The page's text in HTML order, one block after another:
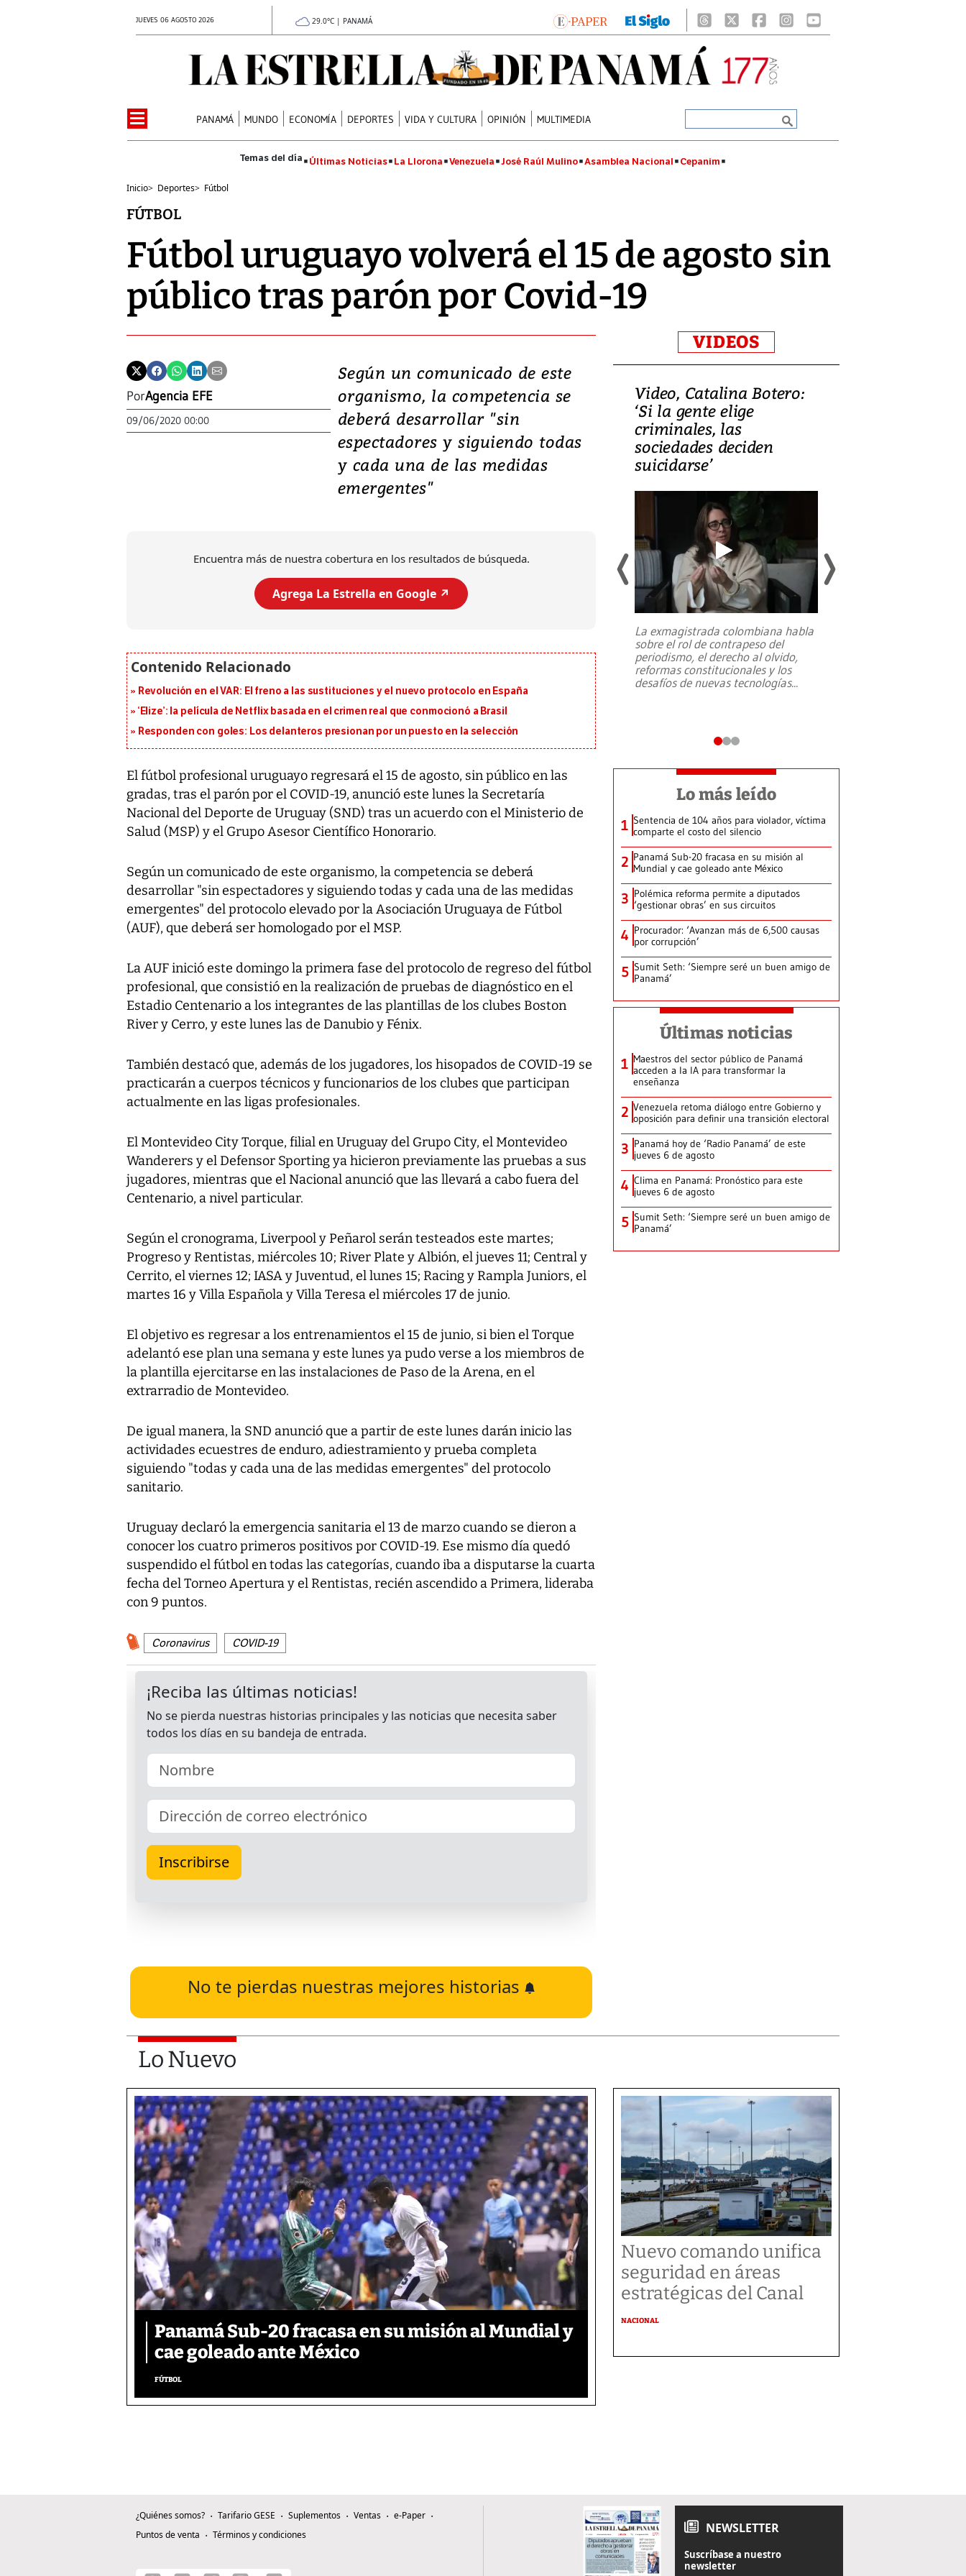
JUEVES 06 AGOSTO 2026 29.0°C | PANAMÁ
PANAMÁ MUNDO ECONOMÍA DEPORTES VIDA Y CULTURA OPINIÓN MULTIMEDIA
Últimas Noticias La Llorona Venezuela José Raúl Mulino Asamblea Nacional Cepanim
Inicio> Deportes> Fútbol
FÚTBOL
Fútbol uruguayo volverá el 15 de agosto sin
público tras parón por Covid-19
PorAgencia EFE
09/06/2020 00:00
Según un comunicado de este
organismo, la competencia se
deberá desarrollar "sin
espectadores y siguiendo todas
y cada una de las medidas
emergentes"
Encuentra más de nuestra cobertura en los resultados de búsqueda.
Agrega La Estrella en Google ↗️
Revolución en el VAR: El freno a las sustituciones y el nuevo protocolo en España
‘Elize’: la película de Netflix basada en el crimen real que conmocionó a Brasil
Responden con goles: Los delanteros presionan por un puesto en la selección
El fútbol profesional uruguayo regresará el 15 de agosto, sin público en las
gradas, tras el parón por el COVID-19, anunció este lunes la Secretaría
Nacional del Deporte de Uruguay (SND) tras un acuerdo con el Ministerio de
Salud (MSP) y el Grupo Asesor Científico Honorario.
Según un comunicado de este organismo, la competencia se deberá
desarrollar "sin espectadores y siguiendo todas y cada una de las medidas
emergentes" del protocolo elevado por la Asociación Uruguaya de Fútbol
(AUF), que deberá ser homologado por el MSP.
La AUF inició este domingo la primera fase del protocolo de regreso del fútbol
profesional, que consistió en la realización de pruebas de diagnóstico en el
Estadio Centenario a los integrantes de las plantillas de los clubes Boston
River y Cerro, y este lunes las de Danubio y Fénix.
También destacó que, además de los jugadores, los hisopados de COVID-19 se
practicarán a cuerpos técnicos y funcionarios de los clubes que participan
actualmente en las ligas profesionales.
El Montevideo City Torque, filial en Uruguay del Grupo City, el Montevideo
Wanderers y el Defensor Sporting ya hicieron previamente las pruebas a sus
jugadores, mientras que el Nacional anunció que las llevará a cabo fuera del
Centenario, a nivel particular.
Según el cronograma, Liverpool y Peñarol serán testeados este martes;
Progreso y Rentistas, miércoles 10; River Plate y Albión, el jueves 11; Central y
Cerrito, el viernes 12; IASA y Juventud, el lunes 15; Racing y Rampla Juniors, el
martes 16 y Villa Española y Villa Teresa el miércoles 17 de junio.
El objetivo es regresar a los entrenamientos el 15 de junio, si bien el Torque
adelantó ese plan una semana y este lunes ya pudo verse a los miembros de
la plantilla ejercitarse en las instalaciones de Paso de la Arena, en el
extrarradio de Montevideo.
De igual manera, la SND anunció que a partir de este lunes darán inicio las
actividades ecuestres de enduro, adiestramiento y prueba completa
siguiendo "todas y cada una de las medidas emergentes" del protocolo
sanitario.
Uruguay declaró la emergencia sanitaria el 13 de marzo cuando se dieron a
conocer los cuatro primeros positivos por COVID-19. Ese mismo día quedó
suspendido el fútbol en todas las categorías, cuando iba a disputarse la cuarta
fecha del Torneo Apertura y el Rentistas, recién ascendido a Primera, lideraba
con 9 puntos.
Coronavirus COVID-19
No te pierdas nuestras mejores historias
VIDEOS
Video, Japón: Terremoto
deja heridos y graves
daños en Kumamoto
Un fuerte terremoto de magnitud
7,1 se registró este martes 28 de
Video, Catalina Botero:
‘Si la gente elige
criminales, las
sociedades deciden
suicidarse’
La exmagistrada colombiana habla
sobre el rol de contrapeso del
periodismo, el derecho al olvido,
reformas constitucionales y los
desafíos de nuevas tecnologías...
Lo más leído
1 Sentencia de 104 años para violador, víctima
comparte el costo del silencio
2 Panamá Sub-20 fracasa en su misión al
Mundial y cae goleado ante México
3 Polémica reforma permite a diputados
‘gestionar obras’ en sus circuitos
4 Procurador: ‘Avanzan más de 6,500 causas
por corrupción’
5 Sumit Seth: ‘Siempre seré un buen amigo de
Panamá’
Últimas noticias
1 Maestros del sector público de Panamá
acceden a la IA para transformar la
enseñanza
2 Venezuela retoma diálogo entre Gobierno y
oposición para definir una transición electoral
3 Panamá hoy de ‘Radio Panamá’ de este
jueves 6 de agosto
4 Clima en Panamá: Pronóstico para este
jueves 6 de agosto
5 Sumit Seth: ‘Siempre seré un buen amigo de
Panamá’
Lo Nuevo
Panamá Sub-20 fracasa en su misión al Mundial y
cae goleado ante México
FÚTBOL
Nuevo comando unifica
seguridad en áreas
estratégicas del Canal
NACIONAL
¿Quiénes somos? Tarifario GESE Suplementos Ventas
e-Paper
Puntos de venta
Términos y condiciones NEWSLETTER
Suscríbase a nuestro
newsletter